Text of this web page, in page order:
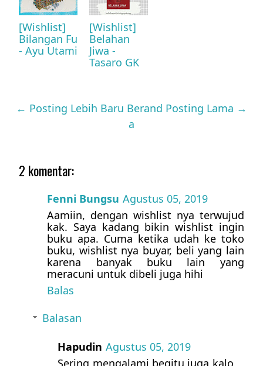
[Wishlist]
Bilangan Fu
- Ayu Utami
[Wishlist]
Belahan
Jiwa -
Tasaro GK
← Posting Lebih Baru Posting Lama →
Berand
a
2 komentar:
Fenni Bungsu Agustus 05, 2019
Aamiin, dengan wishlist nya terwujud
kak. Saya kadang bikin wishlist ingin
buku apa. Cuma ketika udah ke toko
buku, wishlist nya buyar, beli yang lain
karena banyak buku lain yang
meracuni untuk dibeli juga hihi
Balas
Balasan
Hapudin Agustus 05, 2019